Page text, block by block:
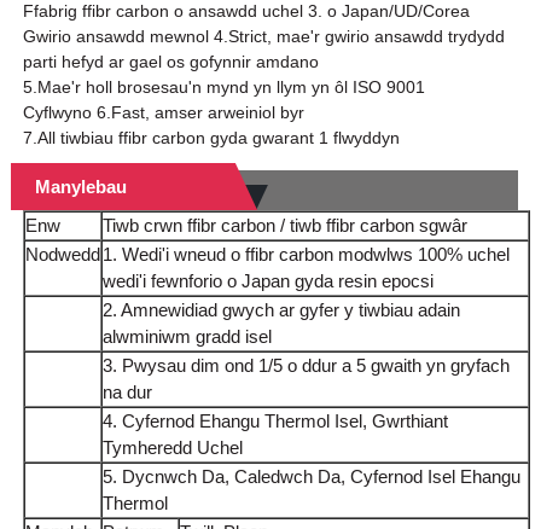
Ffabrig ffibr carbon o ansawdd uchel 3. o Japan/UD/Corea
Gwirio ansawdd mewnol 4.Strict, mae'r gwirio ansawdd trydydd
parti hefyd ar gael os gofynnir amdano
5.Mae'r holl brosesau'n mynd yn llym yn ôl ISO 9001
Cyflwyno 6.Fast, amser arweiniol byr
7.All tiwbiau ffibr carbon gyda gwarant 1 flwyddyn
Manylebau
Enw
Tiwb crwn ffibr carbon / tiwb ffibr carbon sgwâr
Nodwedd1. Wedi'i wneud o ffibr carbon modwlws 100% uchel
wedi'i fewnforio o Japan gyda resin epocsi
2. Amnewidiad gwych ar gyfer y tiwbiau adain
alwminiwm gradd isel
3. Pwysau dim ond 1/5 o ddur a 5 gwaith yn gryfach
na dur
4. Cyfernod Ehangu Thermol Isel, Gwrthiant
Tymheredd Uchel
5. Dycnwch Da, Caledwch Da, Cyfernod Isel Ehangu
Thermol